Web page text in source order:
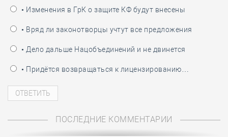
• Изменения в ГрК о защите КФ будут внесены
• Вряд ли законотворцы учтут все предложения
• Дело дальше Нацобъединений и не двинется
• Придётся возвращаться к лицензированию…
ПОСЛЕДНИЕ КОММЕНТАРИИ